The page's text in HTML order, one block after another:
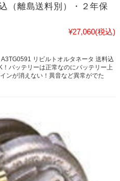
（離島送料別）・２年保
¥27,060(税込)
リビルトオルタネータ 送料込
！バッテリーは正常なのにバッテリー上
ンが消えない！異音など異常がでた